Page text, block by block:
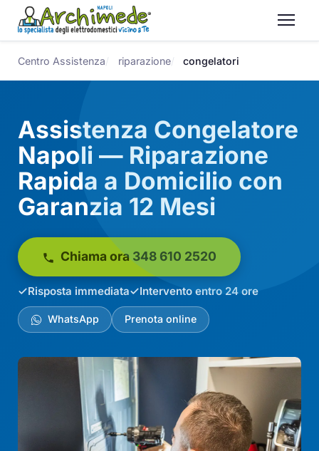
Centro Assistenza riparazione congelatori
Assistenza Congelatore
Napoli — Riparazione
Rapida a Domicilio con
Garanzia 12 Mesi
Chiama ora 348 610 2520
Risposta immediata Intervento entro 24 ore
WhatsApp Prenota online